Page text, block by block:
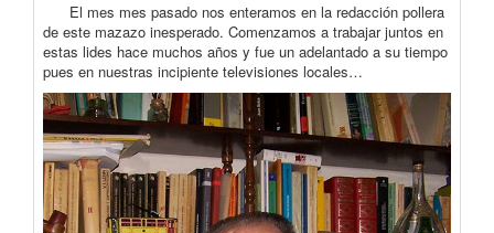
El mes mes pasado nos enteramos en la redacción pollera
de este mazazo inesperado. Comenzamos a trabajar juntos en
estas lides hace muchos años y fue un adelantado a su tiempo
pues en nuestras incipiente televisiones locales…